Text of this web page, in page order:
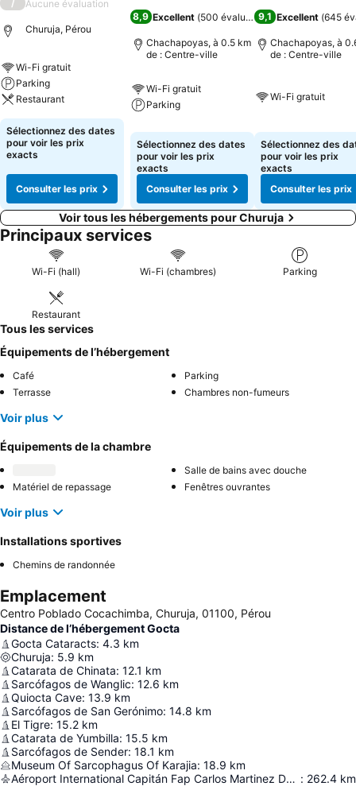
/ Aucune évaluation
Churuja, Pérou
Wi-Fi gratuit
Parking
Restaurant
Sélectionnez des dates
pour voir les prix
exacts
Consulter les prix
8,9 Excellent (500 évaluations )
Chachapoyas, à 0.5 km
de : Centre-ville
Wi-Fi gratuit
Parking
Sélectionnez des dates
pour voir les prix
exacts
Consulter les prix
9,1 Excellent (645
Chachapoyas, à
de : Centre-ville
Wi-Fi gratuit
Sélectionnez des
pour voir les prix
exacts
Consulter les prix
Voir tous les hébergements pour Churuja
Principaux services
Wi-Fi (hall) Wi-Fi (chambres) Parking
Restaurant
Tous les services
Équipements de l’hébergement
Café
Parking
Terrasse
Chambres non-fumeurs
Voir plus
Équipements de la chambre
Salle de bains avec douche
Matériel de repassage
Fenêtres ouvrantes
Voir plus
Installations sportives
Chemins de randonnée
Emplacement
Centro Poblado Cocachimba, Churuja, 01100, Pérou
Distance de l’hébergement Gocta
Gocta Cataracts: 4.3 km
Churuja: 5.9 km
Catarata de Chinata: 12.1 km
Sarcófagos de Wanglic: 12.6 km
Quiocta Cave: 13.9 km
Sarcófagos de San Gerónimo: 14.8 km
El Tigre: 15.2 km
Catarata de Yumbilla: 15.5 km
Sarcófagos de Sender: 18.1 km
Museum Of Sarcophagus Of Karajia: 18.9 km
Aéroport International Capitán Fap Carlos Martinez De Pinillos : 262.4 km